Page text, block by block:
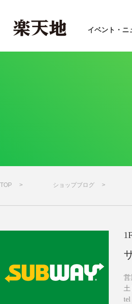
イベント・ニ
TOP ショップブログ
営
tel